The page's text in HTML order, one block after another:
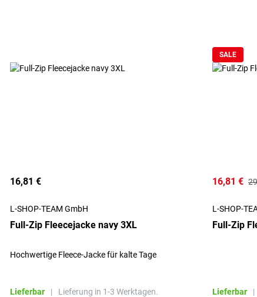
16,81 €
L-SHOP-TEAM GmbH
Full-Zip Fleecejacke navy 3XL
Hochwertige Fleece-Jacke für kalte Tage
Lieferbar | Lieferung in 1-3 Werktagen.
SALE
16,81 €
L-SHOP-
Full-Zip
Lieferbar |